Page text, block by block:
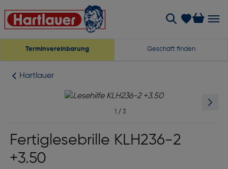
Terminvereinbarung Geschäft finden
Hartlauer
1 / 3
Fertiglesebrille KLH236-2
+3.50